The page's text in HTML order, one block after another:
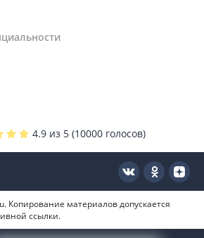
4.9 из 5 (10000 голосов)
Копирование материалов допускается
ссылки.